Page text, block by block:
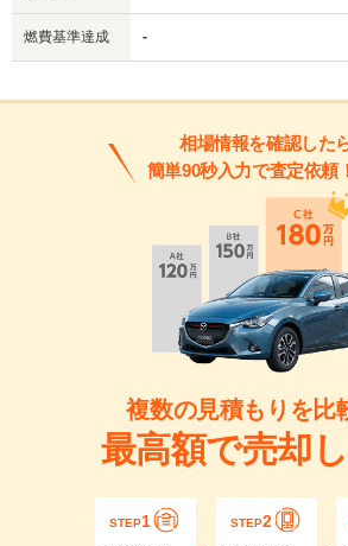
燃費基準達成 -
相場情報を確認した
簡単90秒入力で査定依頼！
複数の見積もりを比
最高額で売却
STEP1 STEP2